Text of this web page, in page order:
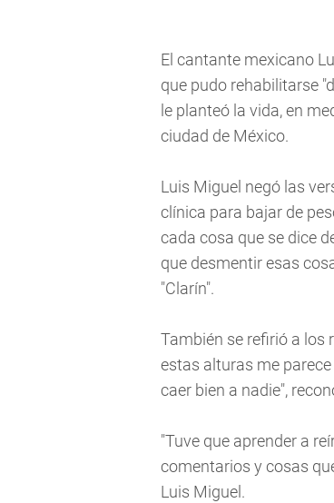
El cantante mexicano
que pudo rehabilitarse
le planteó la vida, en
ciudad de México.
Luis Miguel negó las
clínica para bajar de
cada cosa que se dice
que desmentir esas
"Clarín".
También se refirió a los
estas alturas me
caer bien a nadie",
"Tuve que aprender a
comentarios y cosas
Luis Miguel.